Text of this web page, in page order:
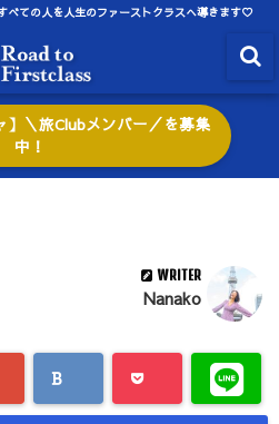
べての人を人生のファーストクラスへ導きます♡
】＼旅Clubメンバー／を募集
中！
WRITER
Nanako